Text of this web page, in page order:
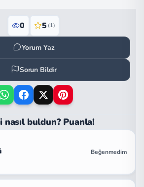
0 5 (1)
Yorum Yaz
Sorun Bildir
nasıl buldun? Puanla!
Beğenmedim